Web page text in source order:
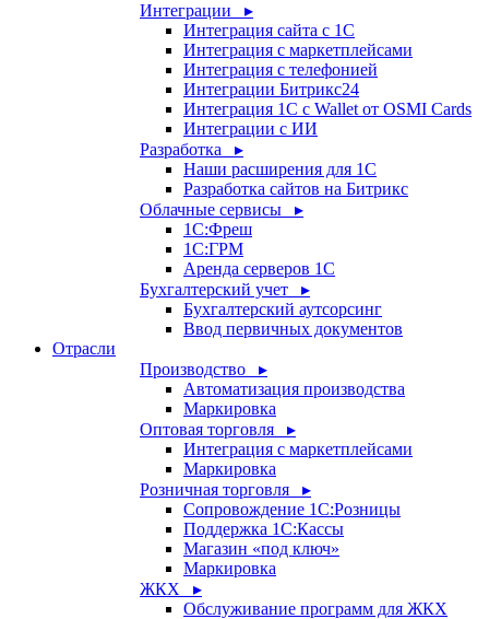
Интеграции ▸
Интеграция сайта с 1С
Интеграция с маркетплейсами
Интеграция с телефонией
Интеграции Битрикс24
Интеграция 1С с Wallet от OSMI Cards
Интеграции с ИИ
Разработка ▸
Наши расширения для 1С
Разработка сайтов на Битрикс
Облачные сервисы ▸
1С:Фреш
1С:ГРМ
Аренда серверов 1С
Бухгалтерский учет ▸
Бухгалтерский аутсорсинг
Ввод первичных документов
Отрасли
Производство ▸
Автоматизация производства
Маркировка
Оптовая торговля ▸
Интеграция с маркетплейсами
Маркировка
Розничная торговля ▸
Сопровождение 1С:Розницы
Поддержка 1С:Кассы
Магазин «под ключ»
Маркировка
ЖКХ ▸
Обслуживание программ для ЖКХ